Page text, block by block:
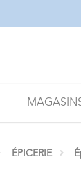
ÉPICERIE